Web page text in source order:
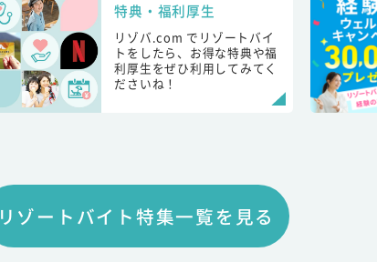
特典・福利厚生
リゾバ.com でリゾートバイ
トをしたら、お得な特典や福
利厚生をぜひ利用してみてく
ださいね！
リゾートバイト特集一覧を見る